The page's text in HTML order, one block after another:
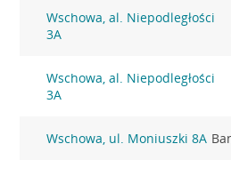
Wschowa, al. Niepodległości
3A
Wschowa, al. Niepodległości
3A
Wschowa, ul. Moniuszki 8A